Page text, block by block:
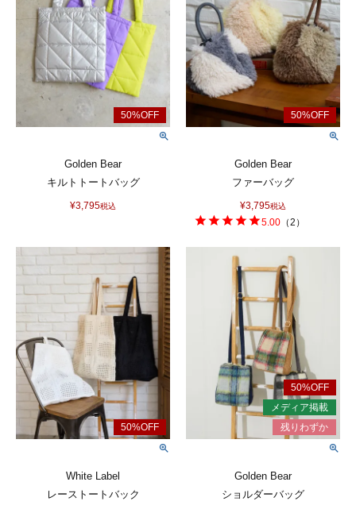
Golden Bear
キルトトートバッグ
¥3,795税込
Golden Bear
ファーバッグ
¥3,795税込
5.00 （2 ）
White Label
レーストートバック
Golden Bear
ショルダーバッグ